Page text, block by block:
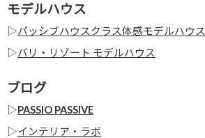
モデルハウス
▷パッシブハウスクラス体感モデルハウス
▷バリ・リゾート モデルハウス
ブログ
▷PASSIO PASSIVE
▷インテリア・ラボ